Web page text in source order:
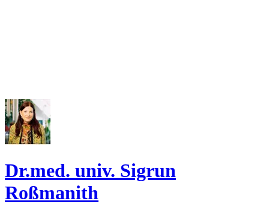
Dr.med. univ. Sigrun
Roßmanith